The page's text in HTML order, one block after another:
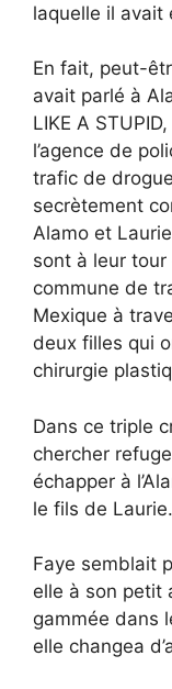
laquelle il avait
En fait, peut-
avait parlé à
LIKE A
l’agence de
trafic de
secrètement
Alamo et
sont à leur
commune de
Mexique à
deux filles qui
chirurgie
Dans ce triple
chercher
échapper à
le fils de Laurie.
Faye semblait
elle à son petit
gammée dans
elle changea